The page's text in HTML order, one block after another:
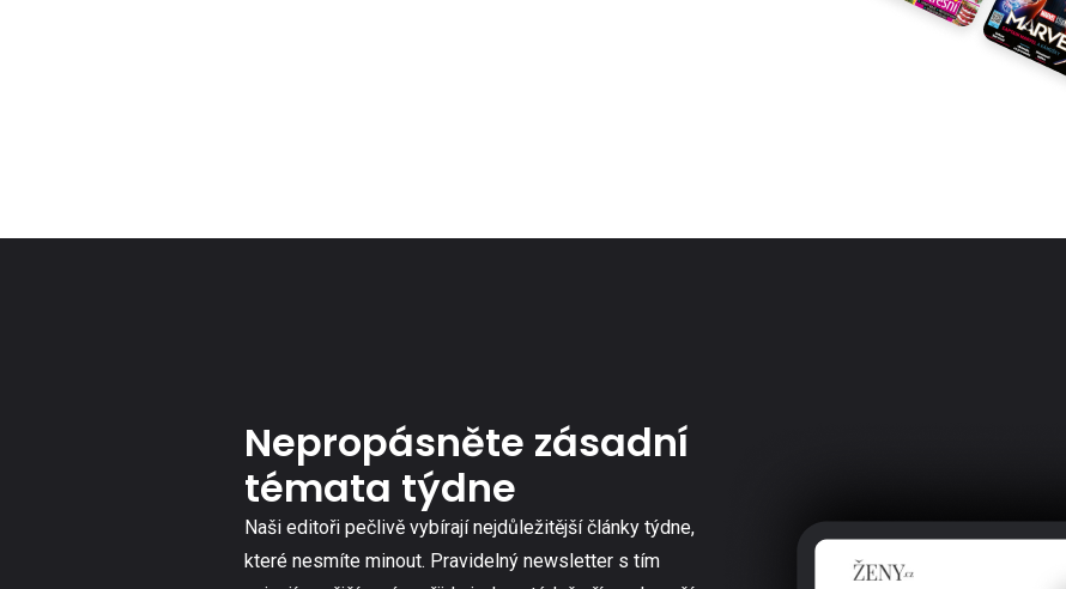
Nepropásněte zásadní
témata týdne
Naši editoři pečlivě vybírají nejdůležitější články týdne,
které nesmíte minout. Pravidelný newsletter s tím